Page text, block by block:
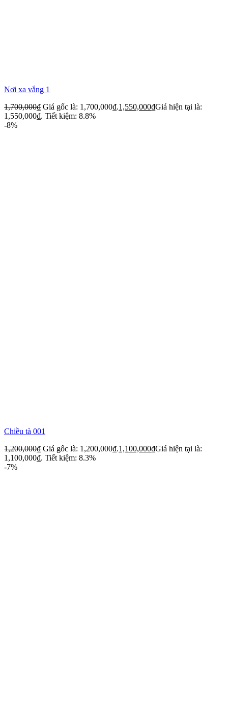
Nơi xa vắng 1
1,700,000₫ Giá gốc là: 1,700,000₫.1,550,000₫Giá hiện tại là:
1,550,000₫. Tiết kiệm: 8.8%
-8%
Chiều tà 001
1,200,000₫ Giá gốc là: 1,200,000₫.1,100,000₫Giá hiện tại là:
1,100,000₫. Tiết kiệm: 8.3%
-7%